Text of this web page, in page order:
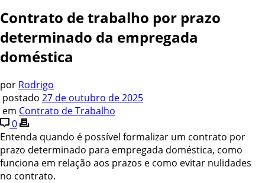
Contrato de trabalho por prazo
determinado da empregada
doméstica
por Rodrigo
postado 27 de outubro de 2025
em Contrato de Trabalho
0
Entenda quando é possível formalizar um contrato por
prazo determinado para empregada doméstica, como
funciona em relação aos prazos e como evitar nulidades
no contrato.